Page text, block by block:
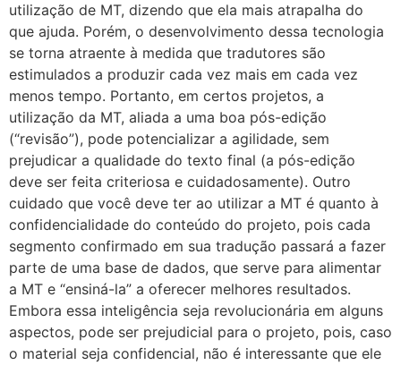
utilização de MT, dizendo que ela mais atrapalha do
que ajuda. Porém, o desenvolvimento dessa tecnologia
se torna atraente à medida que tradutores são
estimulados a produzir cada vez mais em cada vez
menos tempo. Portanto, em certos projetos, a
utilização da MT, aliada a uma boa pós-edição
(“revisão”), pode potencializar a agilidade, sem
prejudicar a qualidade do texto final (a pós-edição
deve ser feita criteriosa e cuidadosamente). Outro
cuidado que você deve ter ao utilizar a MT é quanto à
confidencialidade do conteúdo do projeto, pois cada
segmento confirmado em sua tradução passará a fazer
parte de uma base de dados, que serve para alimentar
a MT e “ensiná-la” a oferecer melhores resultados.
Embora essa inteligência seja revolucionária em alguns
aspectos, pode ser prejudicial para o projeto, pois, caso
o material seja confidencial, não é interessante que ele